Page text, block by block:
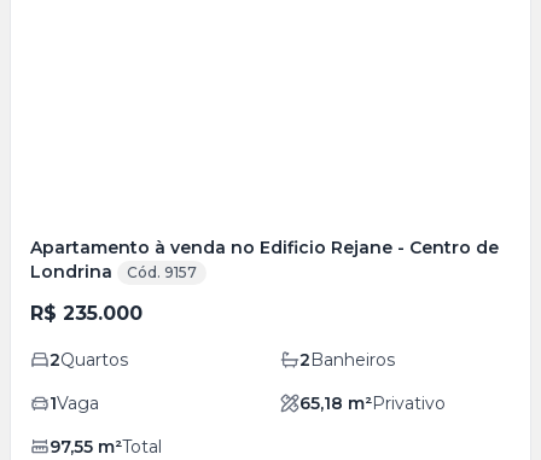
Apartamento à venda no Edificio Rejane - Centro de
Londrina
Cód. 9157
R$ 235.000
2Quartos 2Banheiros
1Vaga 65,18 m²Privativo
97,55 m²Total